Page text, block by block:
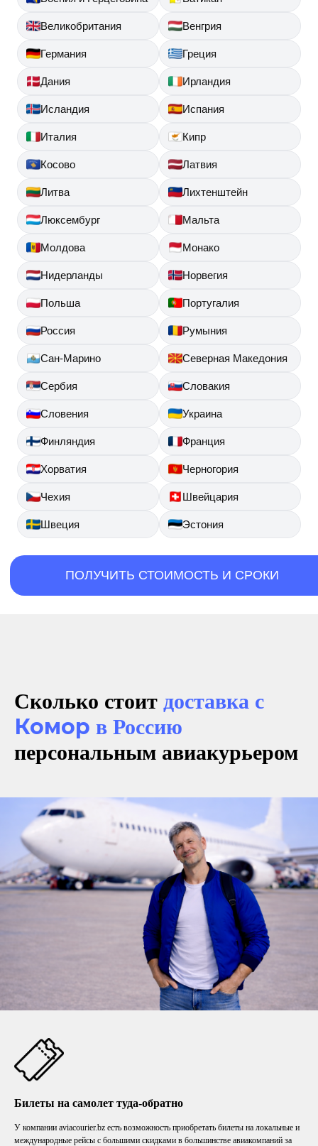
Великобритания Венгрия
Германия Греция
Дания Ирландия
Исландия Испания
Италия Кипр
Косово Латвия
Литва Лихтенштейн
Люксембург Мальта
Молдова Монако
Нидерланды Норвегия
Польша Португалия
Россия Румыния
Сан-Марино Северная Македония
Сербия Словакия
Словения Украина
Финляндия Франция
Хорватия Черногория
Чехия Швейцария
Швеция Эстония
ПОЛУЧИТЬ СТОИМОСТЬ И СРОКИ
Сколько стоит доставка с
Комор в Россию
персональным авиакурьером
Билеты на самолет туда-обратно
У компании aviacourier.bz есть возможность приобретать билеты на локальные и
международные рейсы с большими скидками в большинстве авиакомпаний за